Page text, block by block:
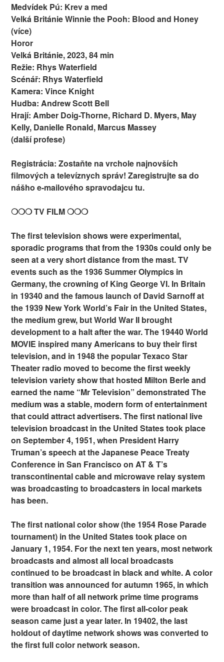
Medvídek Pú: Krev a med
Velká Británie Winnie the Pooh: Blood and Honey
(více)
Horor
Velká Británie, 2023, 84 min
Režie: Rhys Waterfield
Scénář: Rhys Waterfield
Kamera: Vince Knight
Hudba: Andrew Scott Bell
Hrají: Amber Doig-Thorne, Richard D. Myers, May
Kelly, Danielle Ronald, Marcus Massey
(další profese)
Registrácia: Zostaňte na vrchole najnovších
filmových a televíznych správ! Zaregistrujte sa do
nášho e-mailového spravodajcu tu.
❍❍❍ TV FILM ❍❍❍
The first television shows were experimental,
sporadic programs that from the 1930s could only be
seen at a very short distance from the mast. TV
events such as the 1936 Summer Olympics in
Germany, the crowning of King George VI. In Britain
in 19340 and the famous launch of David Sarnoff at
the 1939 New York World’s Fair in the United States,
the medium grew, but World War II brought
development to a halt after the war. The 19440 World
MOVIE inspired many Americans to buy their first
television, and in 1948 the popular Texaco Star
Theater radio moved to become the first weekly
television variety show that hosted Milton Berle and
earned the name “Mr Television” demonstrated The
medium was a stable, modern form of entertainment
that could attract advertisers. The first national live
television broadcast in the United States took place
on September 4, 1951, when President Harry
Truman’s speech at the Japanese Peace Treaty
Conference in San Francisco on AT & T’s
transcontinental cable and microwave relay system
was broadcasting to broadcasters in local markets
has been.
The first national color show (the 1954 Rose Parade
tournament) in the United States took place on
January 1, 1954. For the next ten years, most network
broadcasts and almost all local broadcasts
continued to be broadcast in black and white. A color
transition was announced for autumn 1965, in which
more than half of all network prime time programs
were broadcast in color. The first all-color peak
season came just a year later. In 19402, the last
holdout of daytime network shows was converted to
the first full color network season.